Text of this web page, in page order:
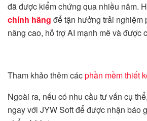
đã được kiểm chứng qua nhiều năm.
chính hãng để tận hưởng trải nghiệm
nâng cao, hỗ trợ AI mạnh mẽ và được
Tham khảo thêm cácphần mềm thiết
Ngoài ra, nếu có nhu cầu tư vấn cụ
ngay với JYW Soft để được nhận báo